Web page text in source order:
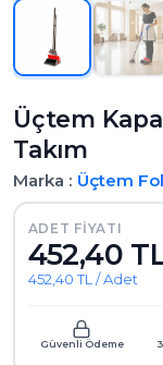
Üçtem
Takım
Marka : Üçtem
ADET FIYATI
452,40
452,40 TL / Adet
Güvenli Ödeme